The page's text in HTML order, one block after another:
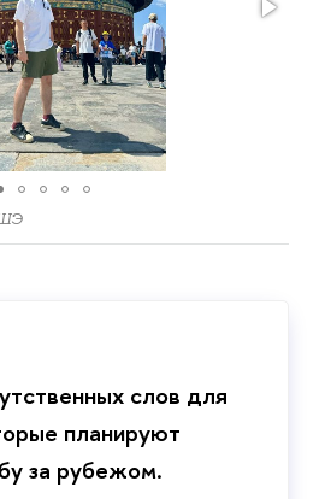
слов для
планируют
за рубежом.